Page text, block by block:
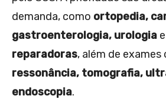
demanda, como ortopedia,
gastroenterologia, urologia e
reparadoras, além de exames
ressonância, tomografia,
endoscopia.